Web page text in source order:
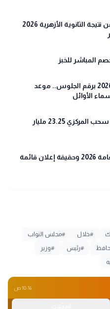
رابط شغال الآن.. استعلم عن نتيجة الثانوية الأزهرية 2026
المباشر للخبز
رابط نتيجة الثانوية الأزهرية 2026 برقم الجلوس.. موعد
الأوائل
سعر الدولار اليوم بمصر بعد سحب المركزي 23.25 مليار
موعد حسم نتيجة الثانوية العامة 2026 وحقيقة إعلان قائمة
#خلال #مجلس النواب
#رئيس #وزير
10:16 ص